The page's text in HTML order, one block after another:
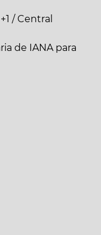
/ Central
de IANA para